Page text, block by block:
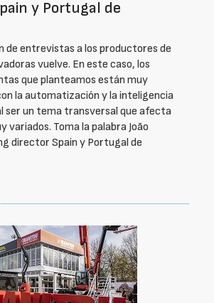
y Portugal de
de entrevistas a los productores de
vuelve. En este caso, los
que planteamos están muy
la automatización y la inteligencia
ser un tema transversal que afecta
variados. Toma la palabra João
director Spain y Portugal de